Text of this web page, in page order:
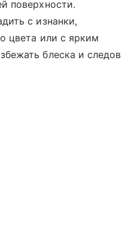
поверхности.
с изнанки,
цвета или с ярким
блеска и следов